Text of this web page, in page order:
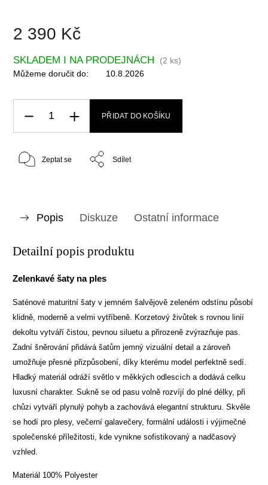
2 390 Kč
SKLADEM I NA PRODEJNÁCH (2 ks)
Můžeme doručit do:
10.8.2026
PŘIDAT DO KOŠÍKU
Zeptat se Sdílet
Popis Diskuze Ostatní informace
Detailní popis produktu
Zelenkavé šaty na ples
Saténové maturitní šaty v jemném šalvějově zeleném odstínu působí
klidně, moderně a velmi vytříbeně. Korzetový živůtek s rovnou linií
dekoltu vytváří čistou, pevnou siluetu a přirozeně zvýrazňuje pas.
Zadní šněrování přidává šatům jemný vizuální detail a zároveň
umožňuje přesné přizpůsobení, díky kterému model perfektně sedí.
Hladký materiál odráží světlo v měkkých odlescích a dodává celku
luxusní charakter. Sukně se od pasu volně rozvíjí do plné délky, při
chůzi vytváří plynulý pohyb a zachovává elegantní strukturu. Skvěle
se hodí pro plesy, večerní galavečery, formální události i výjimečné
společenské příležitosti, kde vynikne sofistikovaný a nadčasový
vzhled.
Materiál 100% Polyester